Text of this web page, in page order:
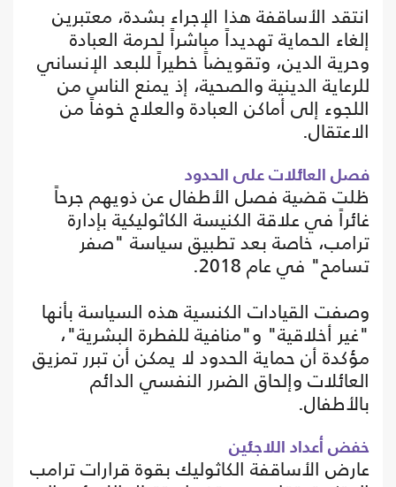
انتقد الأساقفة هذا الإجراء بشدة، معتبرين
إلغاء الحماية تهديداً مباشراً لحرمة العبادة
وحرية الدين، وتقويضاً خطيراً للبعد الإنساني
للرعاية الدينية والصحية، إذ يمنع الناس من
اللجوء إلى أماكن العبادة والعلاج خوفاً من
الاعتقال.
فصل العائلات على الحدود
ظلت قضية فصل الأطفال عن ذويهم جرحاً
غائراً في علاقة الكنيسة الكاثوليكية بإدارة
ترامب، خاصة بعد تطبيق سياسة "صفر
تسامح" في عام 2018.
وصفت القيادات الكنسية هذه السياسة بأنها
"غير أخلاقية" و"منافية للفطرة البشرية"،
مؤكدة أن حماية الحدود لا يمكن أن تبرر تمزيق
العائلات وإلحاق الضرر النفسي الدائم
بالأطفال.
خفض أعداد اللاجئين
عارض الأساقفة الكاثوليك بقوة قرارات ترامب